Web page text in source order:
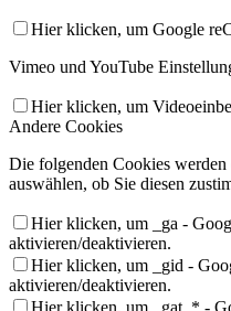
Hier klicken, um Google
Vimeo und YouTube
Hier klicken, um
Andere Cookies
Die folgenden Cookies
auswählen, ob Sie diesen
Hier klicken, um _ga -
aktivieren/deaktivieren.
Hier klicken, um _gid -
aktivieren/deaktivieren.
Hier klicken, um _gat_* -